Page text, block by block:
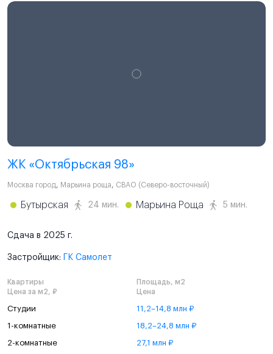
ЖК «Октябрьская 98»
Москва город, Марьина роща, СВАО (Северо-восточный)
Бутырская 24 мин. Марьина Роща 5 мин.
Сдача в 2025 г.
Застройщик: ГК Самолет
Квартиры
Площадь, м2
Цена за м2, ₽
Цена
Студии 11,2–14,8 млн ₽
1-комнатные 18,2–24,8 млн ₽
2-комнатные 27,1 млн ₽